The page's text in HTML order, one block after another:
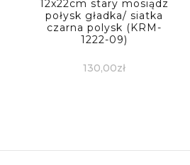
12x22cm stary mosiądz
połysk gładka/ siatka
czarna polysk (KRM-
1222-09)
130,00zł